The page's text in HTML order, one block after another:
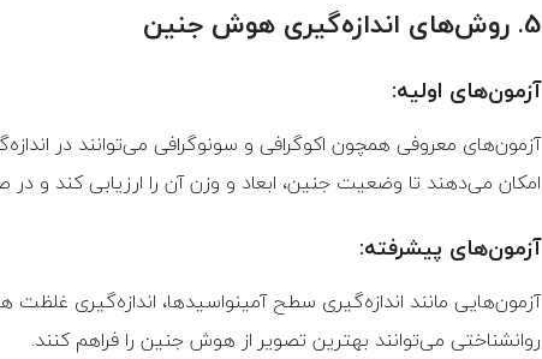
5. روش‌های اندازه‌گیری هوش جنین
آزمون‌های اولیه:
آزمون‌های معروفی همچون اکوگرافی و سونوگرافی می‌توانند در
امکان می‌دهند تا وضعیت جنین، ابعاد و وزن آن را ارزیابی کند و در
آزمون‌های پیشرفته:
آزمون‌هایی مانند اندازه‌گیری سطح آمینواسیدها، اندازه‌گیری غلظت
روانشناختی می‌توانند بهترین تصویر از هوش جنین را فراهم کنند.